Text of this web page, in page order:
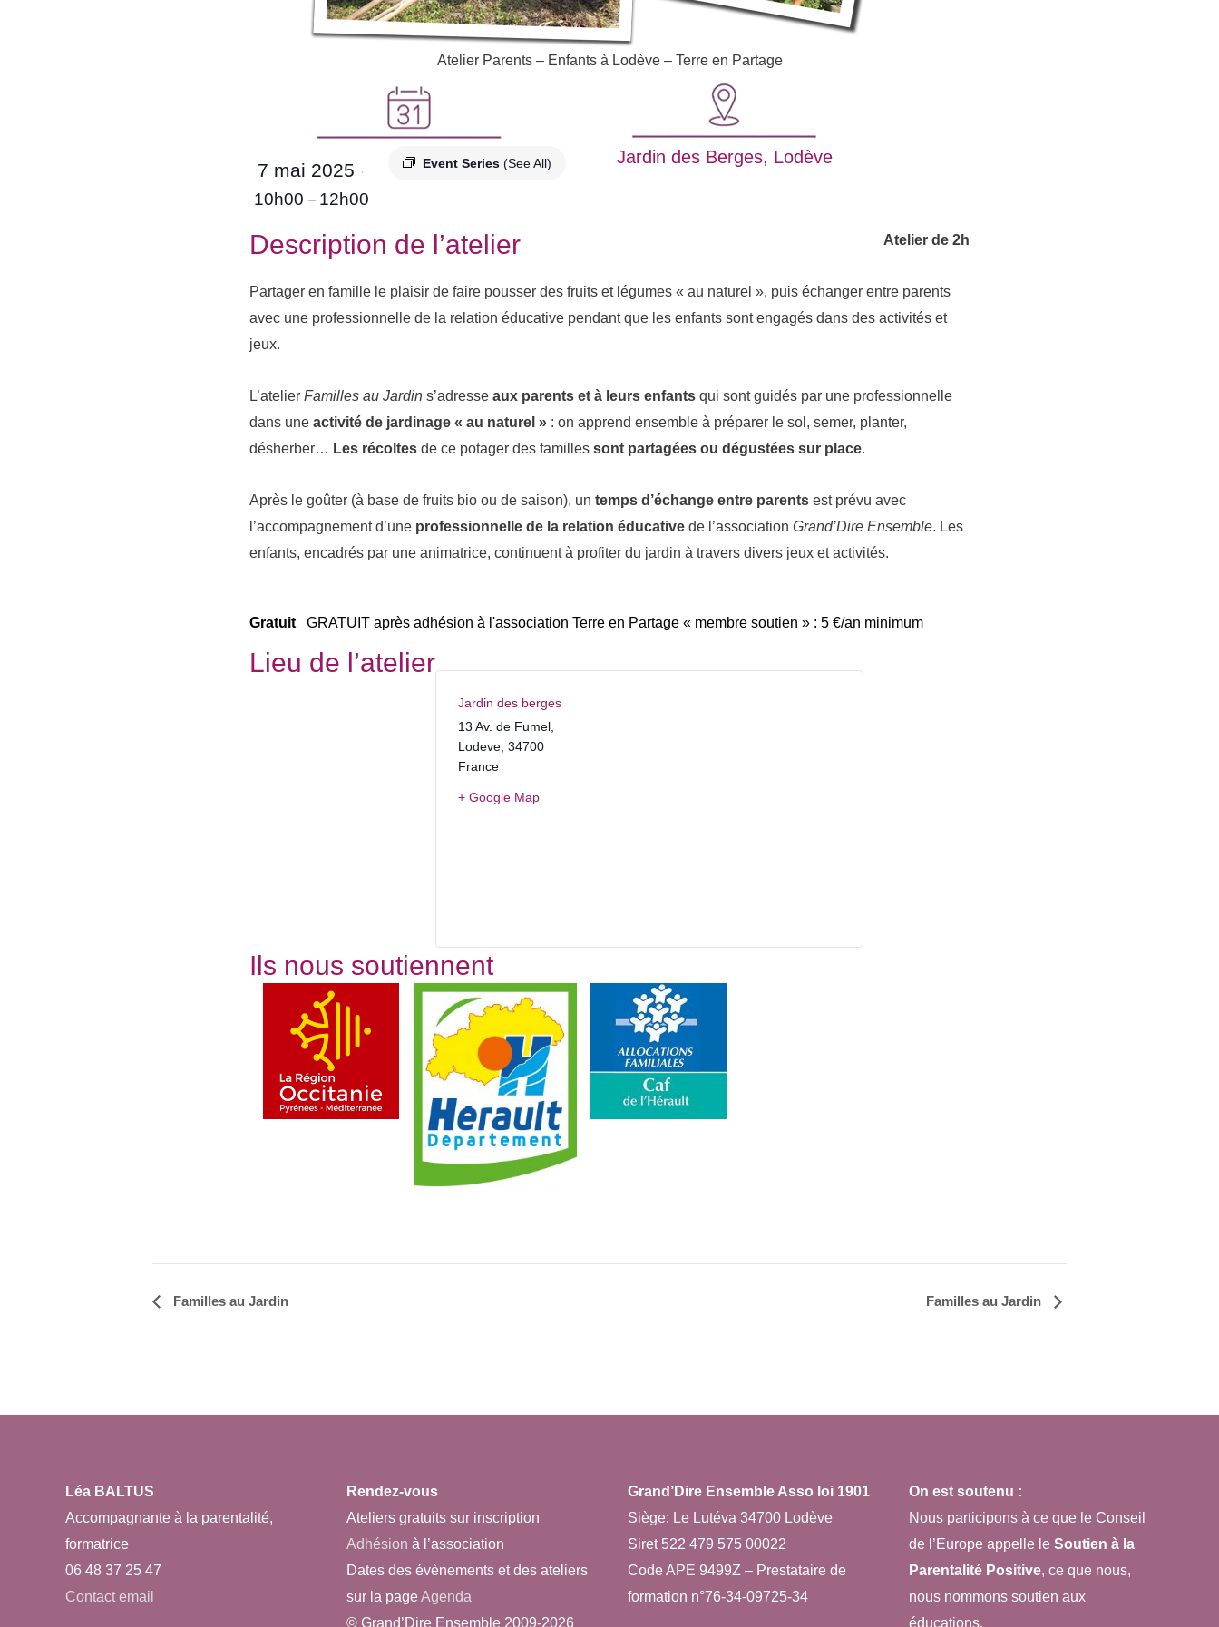
Atelier Parents – Enfants à Lodève – Terre en Partage
Event Series(See All)
7 mai 2025 ·
10h00 – 12h00
Jardin des Berges, Lodève
Description de l’atelier Atelier de 2h
Partager en famille le plaisir de faire pousser des fruits et légumes « au naturel », puis échanger entre parents
avec une professionnelle de la relation éducative pendant que les enfants sont engagés dans des activités et
jeux.
L’atelier Familles au Jardins’adresse aux parents et à leurs enfants qui sont guidés par une professionnelle
dans une activité de jardinage « au naturel » : on apprend ensemble à préparer le sol, semer, planter,
désherber… Les récoltes de ce potager des familles sontpartagées ou dégustées sur place.
Après le goûter (à base de fruits bio ou de saison), un temps d’échange entre parentsest prévu avec
l’accompagnement d’une professionnelle de la relation éducativede l’association Grand’Dire Ensemble. Les
enfants, encadrés par une animatrice, continuent à profiter du jardin à travers divers jeux et activités.
Gratuit GRATUIT après adhésion à l'association Terre en Partage « membre soutien » : 5 €/an minimum
Lieu de l’atelier
Jardin des berges
13 Av. de Fumel,
Lodeve, 34700
France
+ Google Map
Ils nous soutiennent
Navigation
Familles au Jardin Familles au Jardin
Léa BALTUS
Accompagnante à la parentalité,
formatrice
06 48 37 25 47
Contact email
Rendez-vous
Ateliers gratuits sur inscription
Adhésion à l’association
Dates des évènements et des ateliers
sur la pageAgenda
© Grand’Dire Ensemble 2009-2026
Grand’Dire Ensemble Asso loi 1901
Siège: Le Lutéva 34700 Lodève
Siret 522 479 575 00022
Code APE 9499Z – Prestataire de
formation n°76-34-09725-34
On est soutenu :
Nous participons à ce que le Conseil
de l’Europe appelle le Soutien à la
Parentalité Positive, ce que nous,
nous nommons soutien aux
éducations.